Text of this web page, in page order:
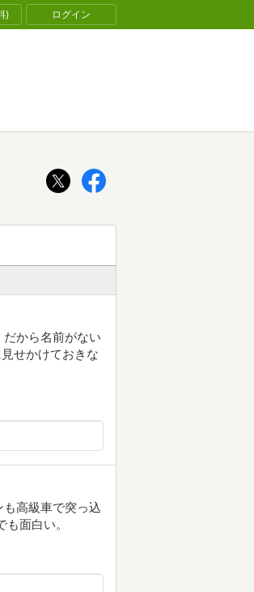
) ログイン
から名前がない
せかけておきな
高級車で突っ込
面白い。